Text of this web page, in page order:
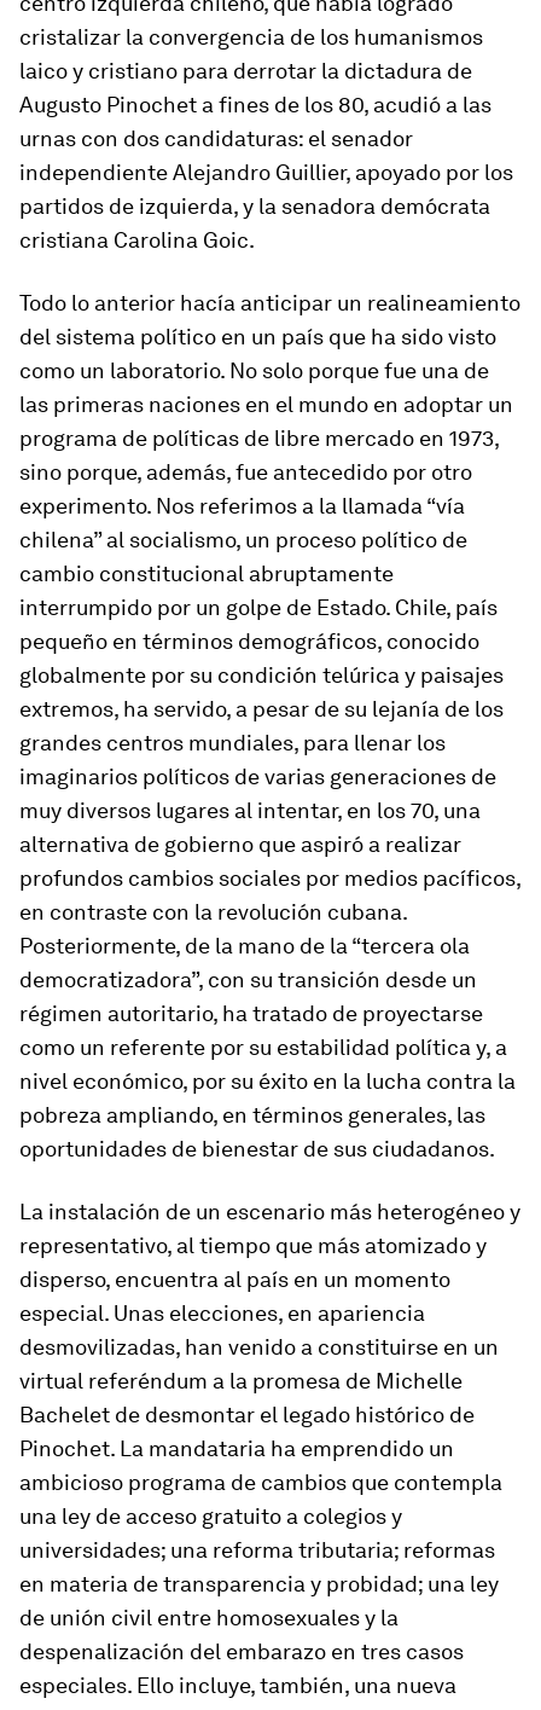
cristalizar la convergencia de los humanismos
laico y cristiano para derrotar la dictadura de
Augusto Pinochet a fines de los 80, acudió a las
urnas con dos candidaturas: el senador
independiente Alejandro Guillier, apoyado por los
partidos de izquierda, y la senadora demócrata
cristiana Carolina Goic.
Todo lo anterior hacía anticipar un realineamiento
del sistema político en un país que ha sido visto
como un laboratorio. No solo porque fue una de
las primeras naciones en el mundo en adoptar un
programa de políticas de libre mercado en 1973,
sino porque, además, fue antecedido por otro
experimento. Nos referimos a la llamada “vía
chilena” al socialismo, un proceso político de
cambio constitucional abruptamente
interrumpido por un golpe de Estado. Chile, país
pequeño en términos demográficos, conocido
globalmente por su condición telúrica y paisajes
extremos, ha servido, a pesar de su lejanía de los
grandes centros mundiales, para llenar los
imaginarios políticos de varias generaciones de
muy diversos lugares al intentar, en los 70, una
alternativa de gobierno que aspiró a realizar
profundos cambios sociales por medios pacíficos,
en contraste con la revolución cubana.
Posteriormente, de la mano de la “tercera ola
democratizadora”, con su transición desde un
régimen autoritario, ha tratado de proyectarse
como un referente por su estabilidad política y, a
nivel económico, por su éxito en la lucha contra la
pobreza ampliando, en términos generales, las
oportunidades de bienestar de sus ciudadanos.
La instalación de un escenario más heterogéneo y
representativo, al tiempo que más atomizado y
disperso, encuentra al país en un momento
especial. Unas elecciones, en apariencia
desmovilizadas, han venido a constituirse en un
virtual referéndum a la promesa de Michelle
Bachelet de desmontar el legado histórico de
Pinochet. La mandataria ha emprendido un
ambicioso programa de cambios que contempla
una ley de acceso gratuito a colegios y
universidades; una reforma tributaria; reformas
en materia de transparencia y probidad; una ley
de unión civil entre homosexuales y la
despenalización del embarazo en tres casos
especiales. Ello incluye, también, una nueva